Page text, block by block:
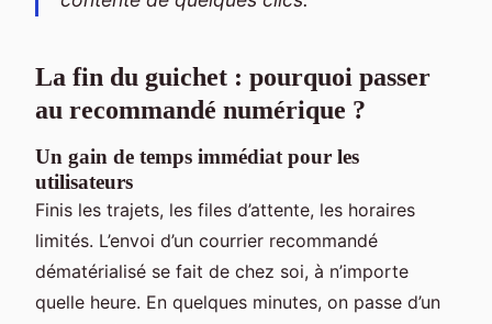
La fin du guichet : pourquoi passer
au recommandé numérique ?
Un gain de temps immédiat pour les
utilisateurs
Finis les trajets, les files d’attente, les horaires
limités. L’envoi d’un courrier recommandé
dématérialisé se fait de chez soi, à n’importe
quelle heure. En quelques minutes, on passe d’un